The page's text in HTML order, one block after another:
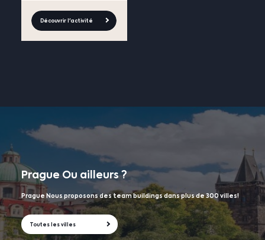
Découvrir l'activité
PragueOu ailleurs ?
Prague Nous proposons des team buildings dans plus de 300 villes!
Toutes les villes